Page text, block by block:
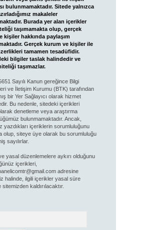
bulunmamaktadır. Sitede yalnızca
makaleler
Burada yer alan içerikler
taşımamakta olup, gerçek
kişiler hakkında paylaşım
Gerçek kurum ve kişiler ile
tamamen tesadüfidir.
bilgiler taslak halindedir ve
taşımazlar.
Sayılı Kanun gereğince Bilgi
ve İletişim Kurumu (BTK) tarafından
bir Yer Sağlayıcı olarak hizmet
Bu nedenle, sitedeki içerikleri
denetleme veya araştırma
bulunmamaktadır. Ancak,
yazdıkları içeriklerin sorumluluğunu
olup, siteye üye olarak bu sorumluluğu
sayılırlar.
yasal düzenlemelere aykırı olduğunu
içerikleri,
adresine
halinde, ilgili içerikler yasal süre
kaldırılacaktır.